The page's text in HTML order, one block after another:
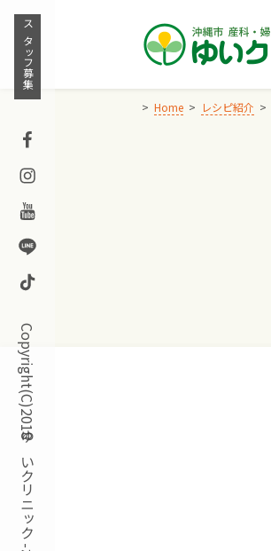
Skip
content
スタッフ募集
Facebook
Instagram
Youtube
Line
TikTok
Home レシピ紹介